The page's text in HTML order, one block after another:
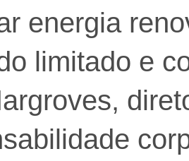
energia
limitado e